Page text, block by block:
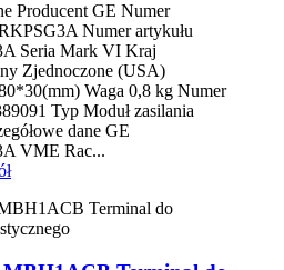
Producent GE Numer
Numer artykułu
Seria Mark VI Kraj
Zjednoczone (USA)
Waga 0,8 kg Numer
Typ Moduł zasilania
dane GE
VME Rac...